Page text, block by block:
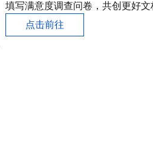
填写满意度调查问卷，共创更好
点击前往